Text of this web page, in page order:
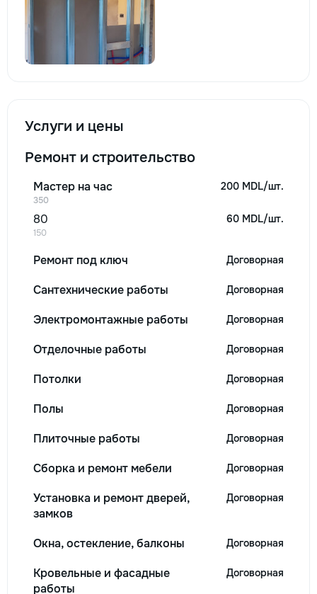
Услуги и цены
Ремонт и строительство
Мастер на час
350
200 MDL/шт.
80
150
60 MDL/шт.
Ремонт под ключ Договорная
Сантехнические работы Договорная
Электромонтажные работы Договорная
Отделочные работы Договорная
Потолки Договорная
Полы Договорная
Плиточные работы Договорная
Сборка и ремонт мебели Договорная
Установка и ремонт дверей,
замков
Договорная
Окна, остекление, балконы Договорная
Кровельные и фасадные
работы
Договорная